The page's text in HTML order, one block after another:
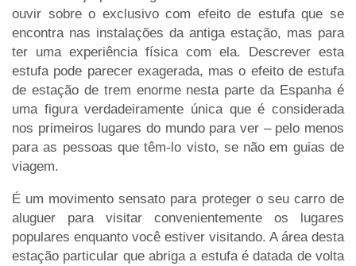
ouvir sobre o exclusivo com efeito de estufa que se
encontra nas instalações da antiga estação, mas para
ter uma experiência física com ela. Descrever esta
estufa pode parecer exagerada, mas o efeito de estufa
de estação de trem enorme nesta parte da Espanha é
uma figura verdadeiramente única que é considerada
nos primeiros lugares do mundo para ver – pelo menos
para as pessoas que têm-lo visto, se não em guias de
viagem.
É um movimento sensato para proteger o seu carro de
aluguer para visitar convenientemente os lugares
populares enquanto você estiver visitando. A área desta
estação particular que abriga a estufa é datada de volta